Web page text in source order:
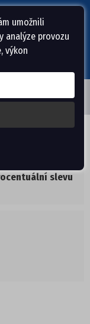
slevu
umožnili
analýze provozu
výkon